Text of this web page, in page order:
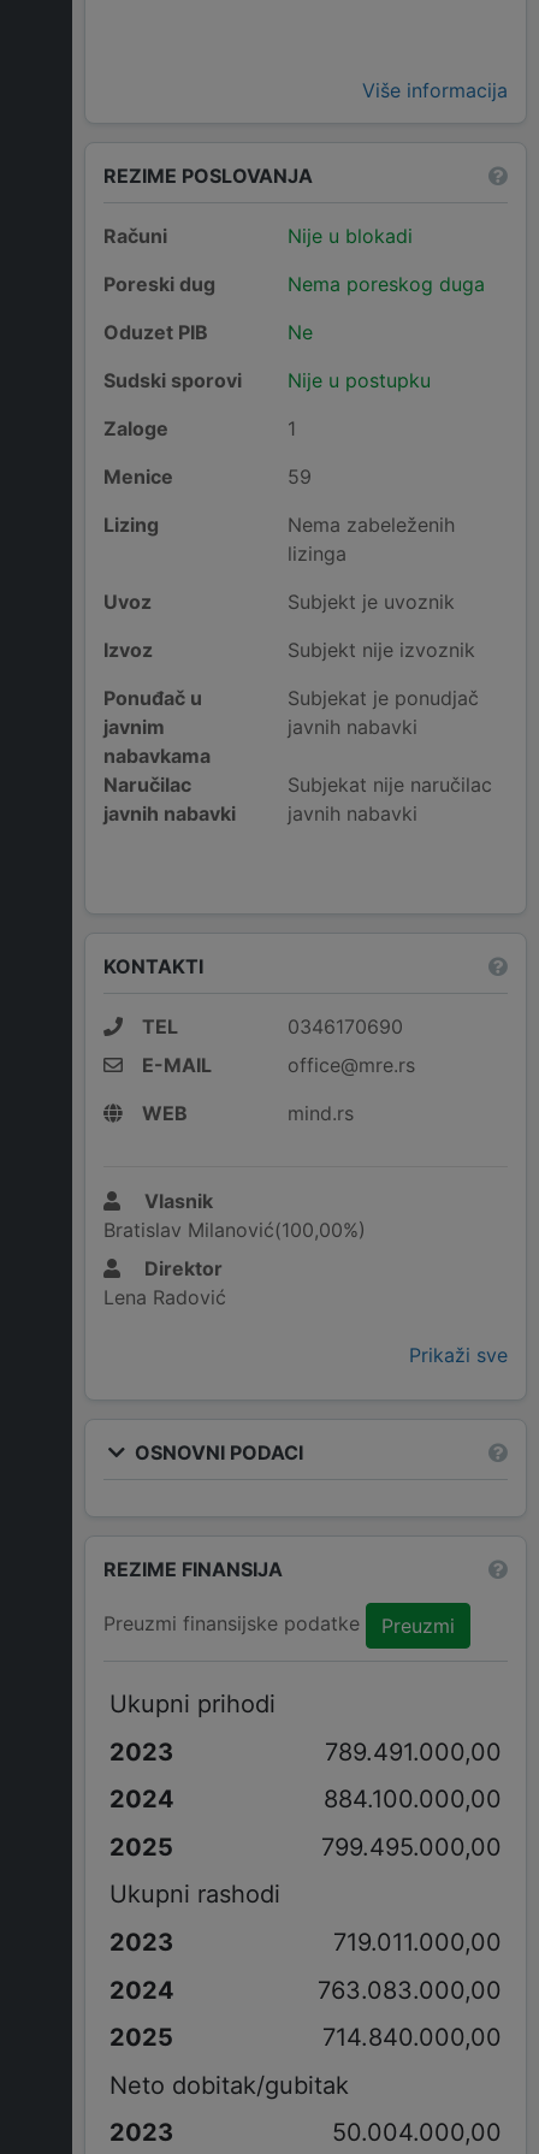
Više informacija
REZIME POSLOVANJA
Računi
Nije u blokadi
Poreski dug
Nema poreskog duga
Oduzet PIB
Ne
Sudski sporovi
Nije u postupku
Zaloge
1
Menice
59
Lizing
Nema zabeleženih
lizinga
Uvoz
Subjekt je uvoznik
Izvoz
Subjekt nije izvoznik
Ponuđač u
javnim
nabavkama
Subjekat je ponudjač
javnih nabavki
Naručilac
javnih nabavki
Subjekat nije naručilac
javnih nabavki
KONTAKTI
TEL
0346170690
E-MAIL
office@mre.rs
WEB
mind.rs
Vlasnik
Bratislav Milanović(100,00%)
Direktor
Lena Radović
Prikaži sve
OSNOVNI PODACI
REZIME FINANSIJA
Preuzmi finansijske podatke Preuzmi
Ukupni prihodi
789.491.000,00
884.100.000,00
799.495.000,00
Ukupni rashodi
719.011.000,00
763.083.000,00
714.840.000,00
Neto dobitak/gubitak
50.004.000,00